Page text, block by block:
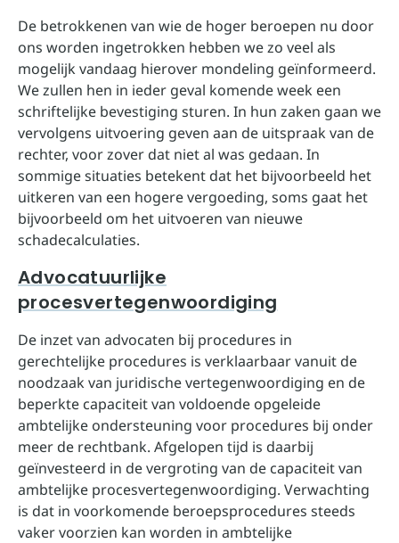
De betrokkenen van wie de hoger beroepen nu door
ons worden ingetrokken hebben we zo veel als
mogelijk vandaag hierover mondeling geïnformeerd.
We zullen hen in ieder geval komende week een
schriftelijke bevestiging sturen. In hun zaken gaan we
vervolgens uitvoering geven aan de uitspraak van de
rechter, voor zover dat niet al was gedaan. In
sommige situaties betekent dat het bijvoorbeeld het
uitkeren van een hogere vergoeding, soms gaat het
bijvoorbeeld om het uitvoeren van nieuwe
schadecalculaties.
Advocatuurlijke
procesvertegenwoordiging
De inzet van advocaten bij procedures in
gerechtelijke procedures is verklaarbaar vanuit de
noodzaak van juridische vertegenwoordiging en de
beperkte capaciteit van voldoende opgeleide
ambtelijke ondersteuning voor procedures bij onder
meer de rechtbank. Afgelopen tijd is daarbij
geïnvesteerd in de vergroting van de capaciteit van
ambtelijke procesvertegenwoordiging. Verwachting
is dat in voorkomende beroepsprocedures steeds
vaker voorzien kan worden in ambtelijke